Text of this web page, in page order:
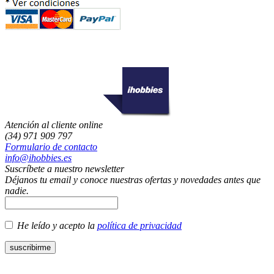
Atención al cliente online
(34) 971 909 797
Formulario de contacto
info@ihobbies.es
Suscríbete a nuestro newsletter
Déjanos tu email y conoce nuestras ofertas y novedades antes que
nadie.
He leído y acepto la política de privacidad